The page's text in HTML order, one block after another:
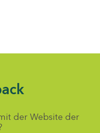
der Website der